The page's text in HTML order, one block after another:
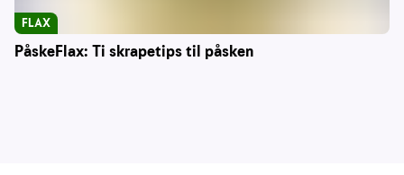
PåskeFlax: Ti skrapetips til påsken
FLAX